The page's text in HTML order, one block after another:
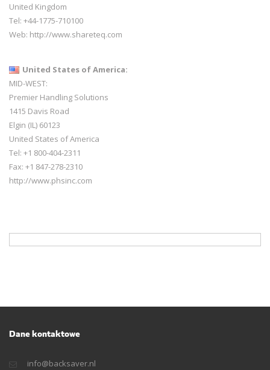
United Kingdom
Tel: +44-1775-710100
Web: http://www.shareteq.com
United States of America:
MID-WEST:
Premier Handling Solutions
1415 Davis Road
Elgin (IL) 60123
United States of America
Tel: +1 800-404-2311
Fax: +1 847-278-2310
http://www.phsinc.com
Dane kontaktowe
info@backsaver.nl